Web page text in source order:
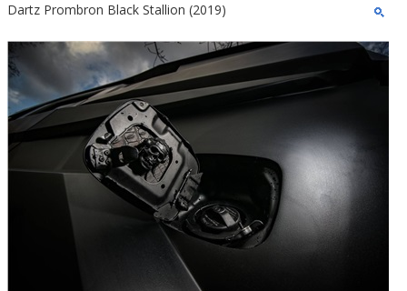
Dartz Prombron Black Stallion (2019)